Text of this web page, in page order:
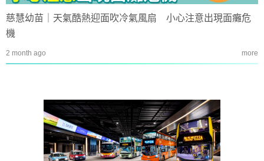
慈慧幼苗｜天氣酷熱迎面吹冷氣風扇 小心注意出現面癱危
機
2 month ago more